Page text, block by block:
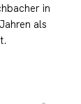
in
als